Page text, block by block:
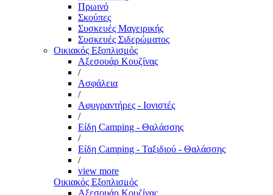
Πρωινό
Σκούπες
Συσκευές Μαγειρικής
Συσκευές Σιδερώματος
Οικιακός Εξοπλισμός
Αξεσουάρ Κουζίνας
/
Ασφάλεια
/
Αφυγραντήρες - Ιονιστές
/
Είδη Camping - Θαλάσσης
/
Είδη Camping - Ταξιδιού - Θαλάσσης
/
view more
Οικιακός Εξοπλισμός
Αξεσουάρ Κουζίνας